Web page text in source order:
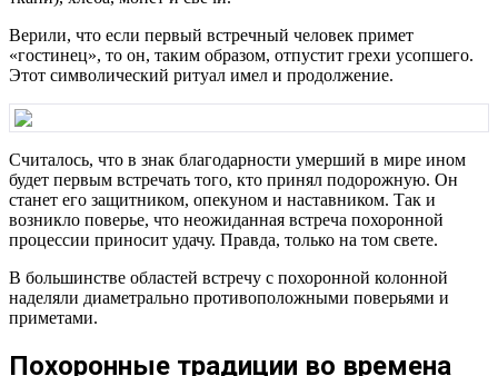
Верили, что если первый встречный человек примет
«гостинец», то он, таким образом, отпустит грехи усопшего.
Этот символический ритуал имел и продолжение.
Считалось, что в знак благодарности умерший в мире ином
будет первым встречать того, кто принял подорожную. Он
станет его защитником, опекуном и наставником. Так и
возникло поверье, что неожиданная встреча похоронной
процессии приносит удачу. Правда, только на том свете.
В большинстве областей встречу с похоронной колонной
наделяли диаметрально противоположными поверьями и
приметами.
Похоронные традиции во времена